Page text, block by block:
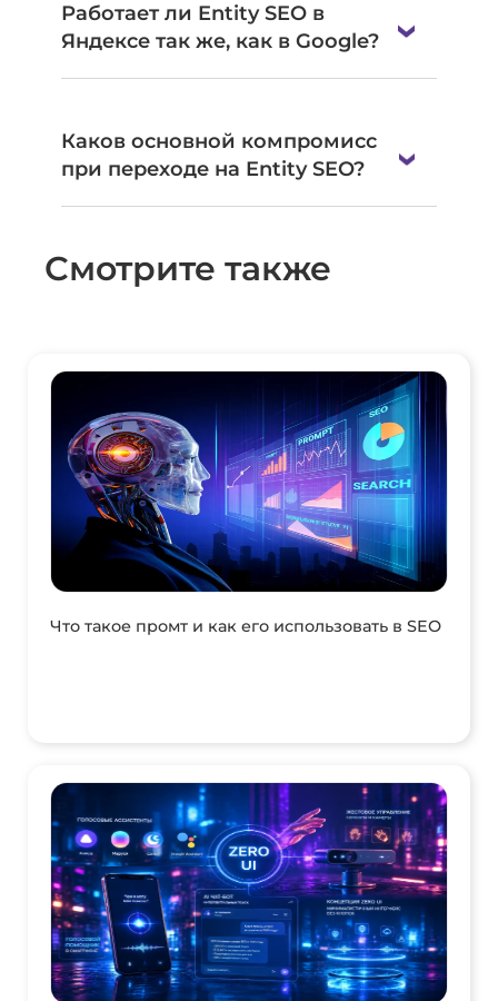
Работает ли Entity SEO в
Яндексе так же, как в Google?
Каков основной компромисс
при переходе на Entity SEO?
Смотрите также
Что такое промт и как его использовать в SEO